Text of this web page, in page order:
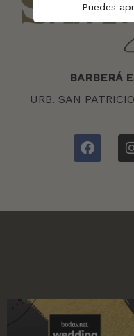
BARBERÁ
URB. SAN
Puedes